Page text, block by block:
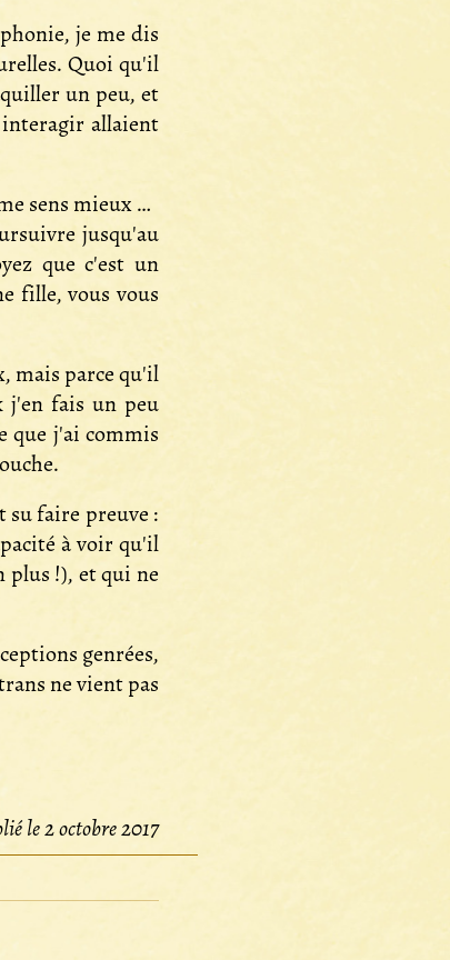
je me dis
Quoi qu'il
un peu, et
allaient
sens mieux en
jusqu'au
que c'est un
fille, vous vous
mais parce qu'il
j'en fais un peu
que j'ai commis
su faire preuve :
à voir qu'il
plus !), et qui ne
genrées,
ne vient pas
le 2 octobre 2017